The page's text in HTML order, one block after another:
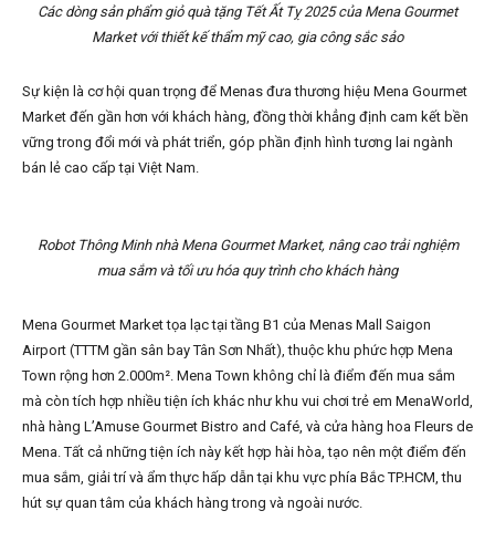
Các dòng sản phẩm giỏ quà tặng Tết Ất Tỵ 2025 của Mena Gourmet
Market với thiết kế thẩm mỹ cao, gia công sắc sảo
Sự kiện là cơ hội quan trọng để Menas đưa thương hiệu Mena Gourmet
Market đến gần hơn với khách hàng, đồng thời khẳng định cam kết bền
vững trong đổi mới và phát triển, góp phần định hình tương lai ngành
bán lẻ cao cấp tại Việt Nam.
Robot Thông Minh nhà Mena Gourmet Market, nâng cao trải nghiệm
mua sắm và tối ưu hóa quy trình cho khách hàng
Mena Gourmet Market tọa lạc tại tầng B1 của Menas Mall Saigon
Airport (TTTM gần sân bay Tân Sơn Nhất), thuộc khu phức hợp Mena
Town rộng hơn 2.000m². Mena Town không chỉ là điểm đến mua sắm
mà còn tích hợp nhiều tiện ích khác như khu vui chơi trẻ em MenaWorld,
nhà hàng L’Amuse Gourmet Bistro and Café, và cửa hàng hoa Fleurs de
Mena. Tất cả những tiện ích này kết hợp hài hòa, tạo nên một điểm đến
mua sắm, giải trí và ẩm thực hấp dẫn tại khu vực phía Bắc TP.HCM, thu
hút sự quan tâm của khách hàng trong và ngoài nước.